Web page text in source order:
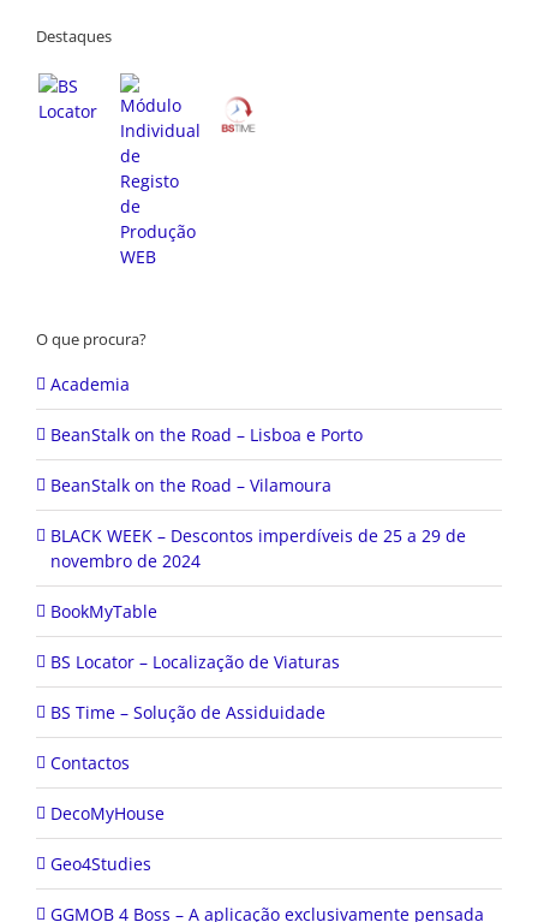
Destaques
O que procura?
Academia
BeanStalk on the Road – Lisboa e Porto
BeanStalk on the Road – Vilamoura
BLACK WEEK – Descontos imperdíveis de 25 a 29 de
novembro de 2024
BookMyTable
BS Locator – Localização de Viaturas
BS Time – Solução de Assiduidade
Contactos
DecoMyHouse
Geo4Studies
GGMOB 4 Boss – A aplicação exclusivamente pensada